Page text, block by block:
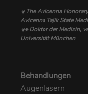
Behandlungen
Augenlasern
*The Avicenna
Avicenna Tajik State
**Doktor der Medizin,
Universität München